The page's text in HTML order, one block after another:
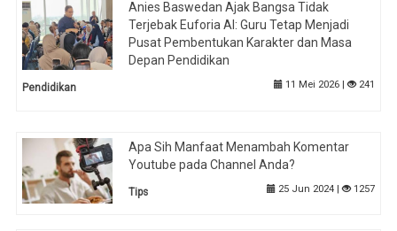
Anies Baswedan Ajak Bangsa Tidak
Terjebak Euforia AI: Guru Tetap Menjadi
Pusat Pembentukan Karakter dan Masa
Depan Pendidikan
Pendidikan 11 Mei 2026 | 241
Apa Sih Manfaat Menambah Komentar
Youtube pada Channel Anda?
Tips 25 Jun 2024 | 1257